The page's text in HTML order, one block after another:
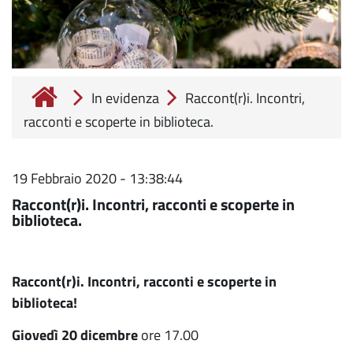
In evidenza
Raccont(r)i. Incontri,
racconti e scoperte in biblioteca.
19 Febbraio 2020 - 13:38:44
Raccont(r)i. Incontri, racconti e scoperte in
biblioteca.
Raccont(r)i. Incontri, racconti e scoperte in
biblioteca!
Giovedì 20 dicembreore 17.00